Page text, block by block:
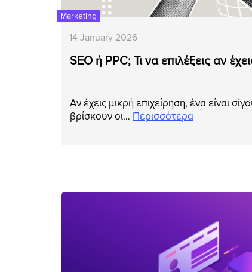
Marketing
14 January 2026
SEO ή PPC; Τι να επιλέξεις αν
Αν έχεις μικρή επιχείρηση, ένα είναι
βρίσκουν οι… Περισσότερα